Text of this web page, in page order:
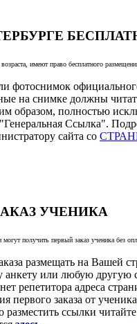
имеют право бесплатного
фотоснимок
на снимке должны
образом, полностью
Ссылка".
сайта со
УЧЕНИКА
получить первый заказ ученика без
размещать на
или любую другую
репетитора адреса
первого заказа от
ссылки читайте